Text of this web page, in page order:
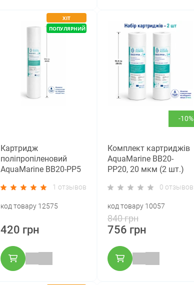
ХІТ
ПОПУЛЯРНИЙ
Картридж
поліпропіленовий
AquaMarine BB20-PP5
20)
1 отзывов
код товару 12575
420 грн
-10%
Комплект картриджів
AquaMarine BB20-
PP20, 20 мкм (2 шт.)
0 отзывов
код товару 10057
840 грн
756 грн